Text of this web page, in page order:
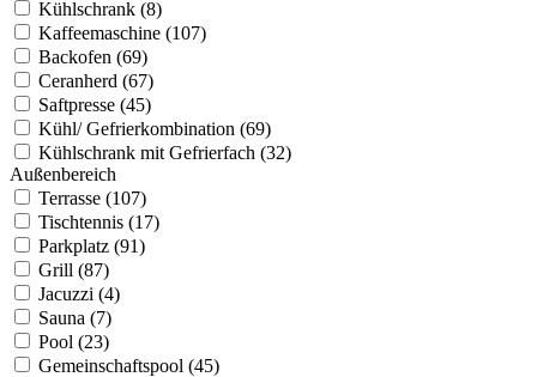
Kühlschrank (8)
Kaffeemaschine (107)
Backofen (69)
Ceranherd (67)
Saftpresse (45)
Kühl/ Gefrierkombination (69)
Kühlschrank mit Gefrierfach (32)
Außenbereich
Terrasse (107)
Tischtennis (17)
Parkplatz (91)
Grill (87)
Jacuzzi (4)
Sauna (7)
Pool (23)
Gemeinschaftspool (45)